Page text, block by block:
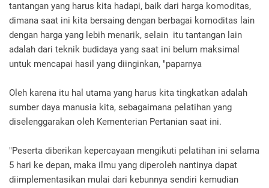
tantangan yang harus kita hadapi, baik dari harga komoditas,
dimana saat ini kita bersaing dengan berbagai komoditas lain
dengan harga yang lebih menarik, selain itu tantangan lain
adalah dari teknik budidaya yang saat ini belum maksimal
untuk mencapai hasil yang diinginkan, "paparnya
Oleh karena itu hal utama yang harus kita tingkatkan adalah
sumber daya manusia kita, sebagaimana pelatihan yang
diselenggarakan oleh Kementerian Pertanian saat ini.
"Peserta diberikan kepercayaan mengikuti pelatihan ini selama
5 hari ke depan, maka ilmu yang diperoleh nantinya dapat
diimplementasikan mulai dari kebunnya sendiri kemudian